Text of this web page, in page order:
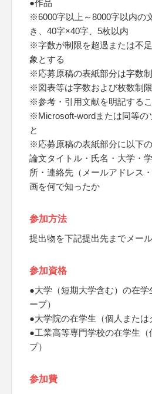
●作品
※6000字以上～8000字以内の
き、40字×40字、5枚以内
※字数が制限を超過または不
象とする
※応募原稿の表紙部分は字数
※図表等は字数および枚数制
※参考・引用文献を明記する
※Microsoft-wordまたは同等の
と
※応募原稿の表紙部分に以下
論文タイトル・氏名・大学・
所・連絡先（メールアドレス
画を何で知ったか
参加方法
提出物を下記提出先までメー
参加資格
●大学（短期大学含む）の在
ープ）
●大学院の在学生（個人または
●工業高等専門学校の在学生（
プ）
参加費